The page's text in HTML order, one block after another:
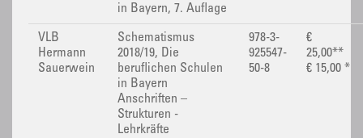
in Bayern, 7. Auflage
VLB
Hermann
Sauerwein
Schematismus
2018/19, Die
beruflichen Schulen
in Bayern
Anschriften –
Strukturen -
Lehrkräfte
978-3-
925547-
50-8
€
25,00**
€ 15,00 *